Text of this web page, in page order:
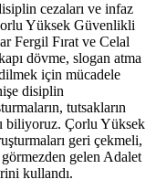
cezaları ve infaz
Yüksek Güvenlikli
Fergil Fırat ve Celal
dövme, slogan atma
için mücadele
disiplin
tutsakların
biliyoruz. Çorlu Yüksek
geri çekmeli,
gelen Adalet
kullandı.